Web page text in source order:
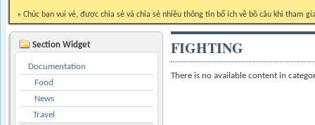
» Chúc bạn vui vẻ, được chia sẻ và chia sẻ nhiều thông tin bổ ích về bồ câu khi tham
Section Widget
Documentation
Food
News
Travel
FIGHTING
There is no available content in